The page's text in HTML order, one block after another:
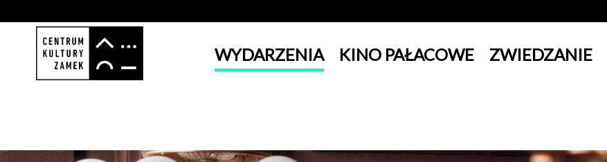
WYDARZENIA KINO PAŁACOWE ZWIEDZANIE